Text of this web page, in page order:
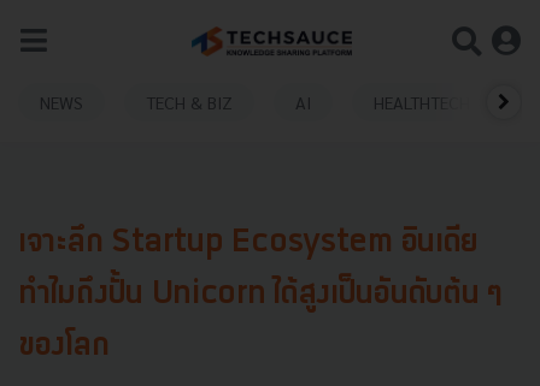
NEWS TECH & BIZ AI HEALTHTECH
เจาะลึก Startup Ecosystem อินเดีย
ทำไมถึงปั้น Unicorn ได้สูงเป็นอันดับต้น ๆ
ของโลก